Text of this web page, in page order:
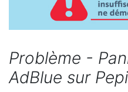
Problème -
AdBlue sur